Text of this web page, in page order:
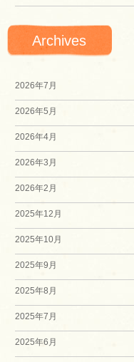
Archives
2026年7月
2026年5月
2026年4月
2026年3月
2026年2月
2025年12月
2025年10月
2025年9月
2025年8月
2025年7月
2025年6月